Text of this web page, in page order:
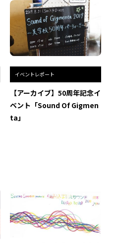
イベントレポート
【アーカイブ】50周年記念イ
ベント「Sound Of Gigmen
ta」